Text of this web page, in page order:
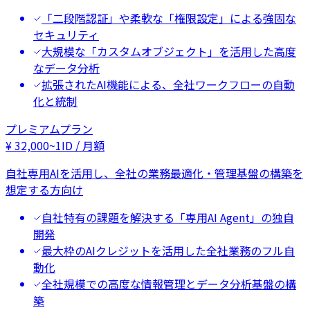
「二段階認証」や柔軟な「権限設定」による強固な
セキュリティ
大規模な「カスタムオブジェクト」を活用した高度
なデータ分析
拡張されたAI機能による、全社ワークフローの自動
化と統制
プレミアムプラン
¥32,000~1ID / 月額
自社専用AIを活用し、全社の業務最適化・管理基盤の構築を
想定する方向け
自社特有の課題を解決する「専用AI Agent」の独自
開発
最大枠のAIクレジットを活用した全社業務のフル自
動化
全社規模での高度な情報管理とデータ分析基盤の構
築